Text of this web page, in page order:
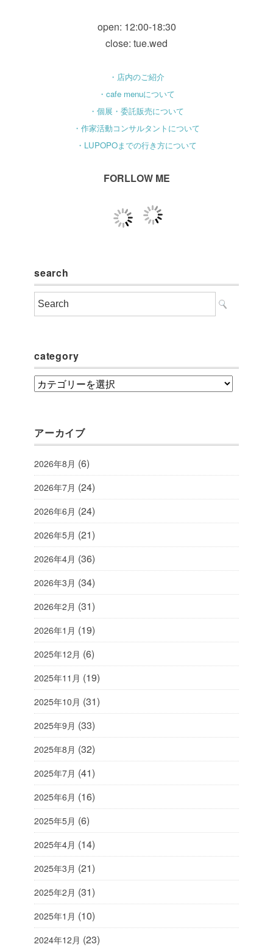
open: 12:00-18:30
close: tue.wed
・店内のご紹介
・cafe menuについて
・個展・委託販売について
・作家活動コンサルタントについて
・LUPOPOまでの行き方について
FORLLOW ME
search
category
category
アーカイブ
2026年8月 (6)
2026年7月 (24)
2026年6月 (24)
2026年5月 (21)
2026年4月 (36)
2026年3月 (34)
2026年2月 (31)
2026年1月 (19)
2025年12月 (6)
2025年11月 (19)
2025年10月 (31)
2025年9月 (33)
2025年8月 (32)
2025年7月 (41)
2025年6月 (16)
2025年5月 (6)
2025年4月 (14)
2025年3月 (21)
2025年2月 (31)
2025年1月 (10)
2024年12月 (23)